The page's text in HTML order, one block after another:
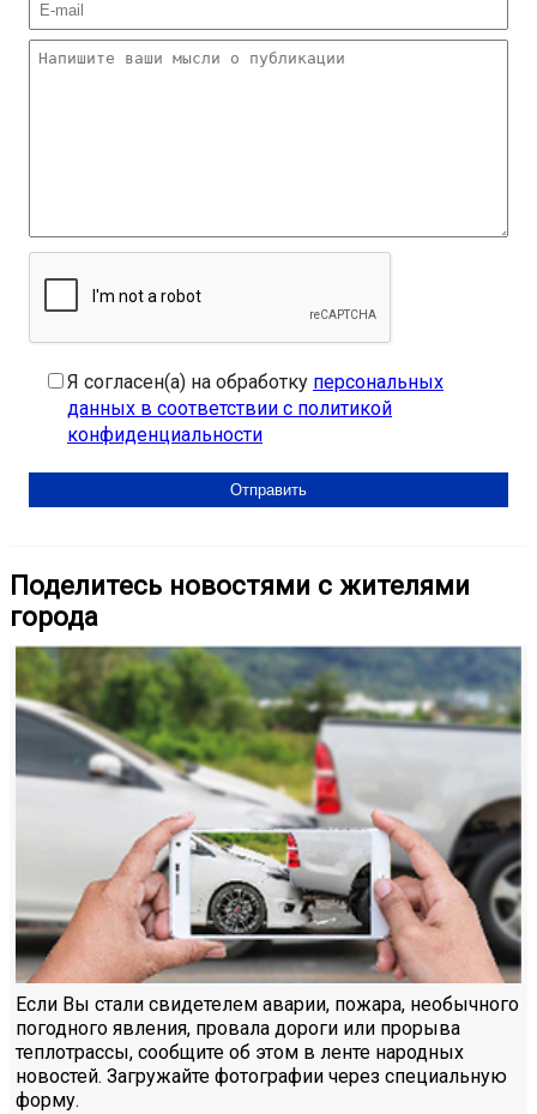
Я согласен(а) на обработку персональных
данных в соответствии с политикой
конфиденциальности
Поделитесь новостями с жителями
города
Если Вы стали свидетелем аварии, пожара, необычного
погодного явления, провала дороги или прорыва
теплотрассы, сообщите об этом в ленте народных
новостей. Загружайте фотографии через специальную
форму.